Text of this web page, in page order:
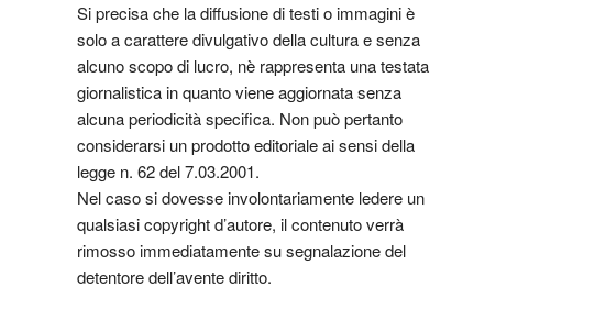
Si precisa che la diffusione di testi o immagini è
solo a carattere divulgativo della cultura e senza
alcuno scopo di lucro, nè rappresenta una testata
giornalistica in quanto viene aggiornata senza
alcuna periodicità specifica. Non può pertanto
considerarsi un prodotto editoriale ai sensi della
legge n. 62 del 7.03.2001.
Nel caso si dovesse involontariamente ledere un
qualsiasi copyright d’autore, il contenuto verrà
rimosso immediatamente su segnalazione del
detentore dell’avente diritto.